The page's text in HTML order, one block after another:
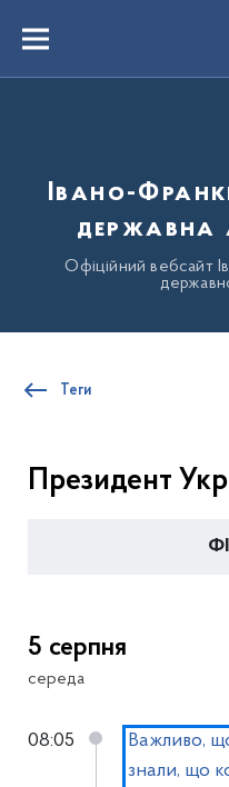
вмістуMenu
Івано-
державна
Офіційний вебсайт
Теги
Президент
5 серпня
середа
08:05
Важливо,
знали, що